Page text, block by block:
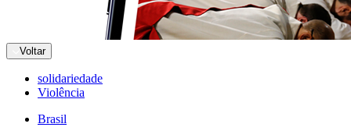
Voltar
solidariedade
Violência
Brasil